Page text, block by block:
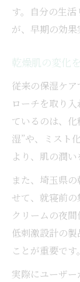
す。自分の生
が、早期の効果
乾燥肌の変化
従来の保湿ケ
ローチを取り
ているのは、
湿”や、ミスト
より、肌の潤い
また、埼玉県
せて、就寝前
クリームの夜
低刺激設計の
ことが重要です。
実際にユーザ